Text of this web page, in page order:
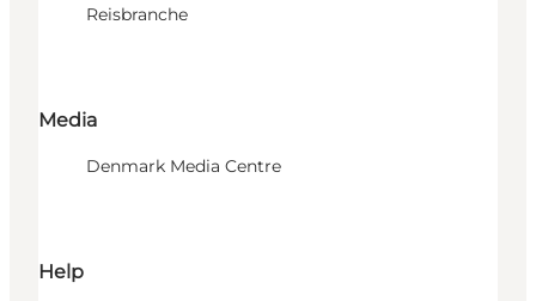
Reisbranche
Media
Denmark Media Centre
Help